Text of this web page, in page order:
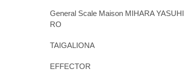
General Scale Maison MIHARA YASUHI
RO
TAIGALIONA
EFFECTOR